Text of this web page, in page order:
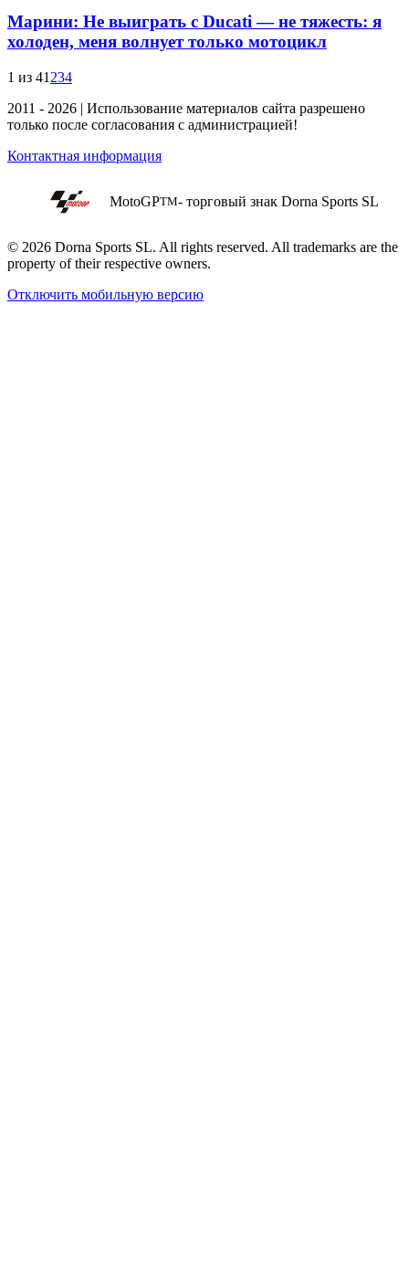
Марини: Не выиграть с Ducati — не тяжесть: я
холоден, меня волнует только мотоцикл
1 из 41 234
2011 - 2026 | Использование материалов сайта разрешено
только после согласования с администрацией!
Контактная информация
MotoGPTM- торговый знак Dorna Sports SL
© 2026 Dorna Sports SL. All rights reserved. All trademarks are the
property of their respective owners.
Отключить мобильную версию